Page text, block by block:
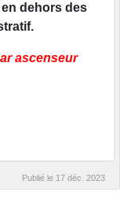
dehors des
ascenseur
Publié le 17 déc. 2023